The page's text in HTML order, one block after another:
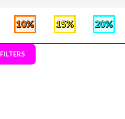
FILTERS